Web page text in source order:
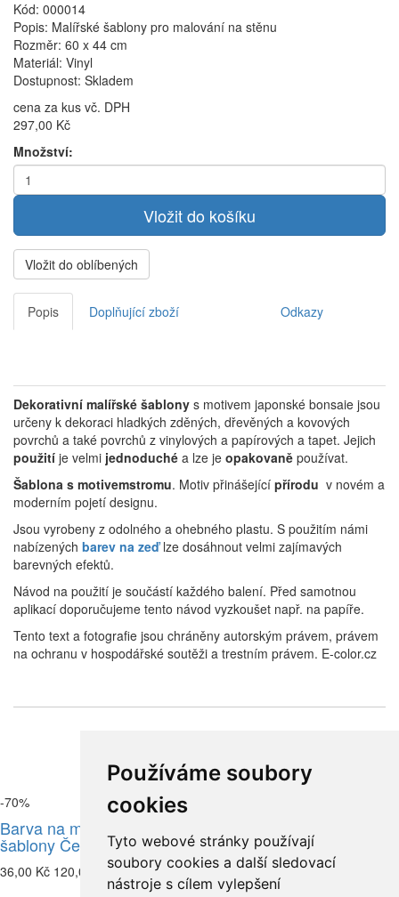
Používáme soubory
cookies
Tyto webové stránky používají
soubory cookies a další sledovací
nástroje s cílem vylepšení
Kód: 000014
Popis: Malířské šablony pro malování na stěnu
Rozměr: 60 x 44 cm
Materiál: Vinyl
Dostupnost: Skladem
cena za kus vč. DPH
297,00 Kč
Množství:
Vložit do oblíbených
Popis Doplňující zboží Odkazy
Dekorativní malířské šablony s motivem japonské bonsaie jsou
určeny k dekoraci hladkých zděných, dřevěných a kovových
povrchů a také povrchů z vinylových a papírových a tapet. Jejich
použití je velmi jednoduché a lze je opakovaně používat.
Šablona s motivemstromu. Motiv přinášející přírodu v novém a
moderním pojetí designu.
Jsou vyrobeny z odolného a ohebného plastu. S použitím námi
nabízených barev na zeďlze dosáhnout velmi zajímavých
barevných efektů.
Návod na použití je součástí každého balení. Před samotnou
aplikací doporučujeme tento návod vyzkoušet např. na papíře.
Tento text a fotografie jsou chráněny autorským právem, právem
na ochranu v hospodářské soutěži a trestním právem. E-color.cz
-70%
Barva na malířské
šablony Černá
36,00 Kč 120,00 Kč
šablony Bílá
36,00 Kč 120,00 Kč